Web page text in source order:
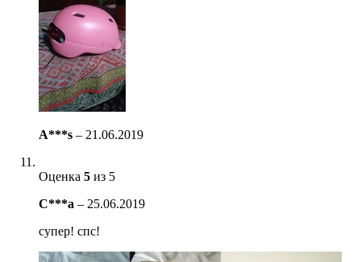
A***s – 21.06.2019
Оценка 5 из 5
C***a – 25.06.2019
супер! спс!